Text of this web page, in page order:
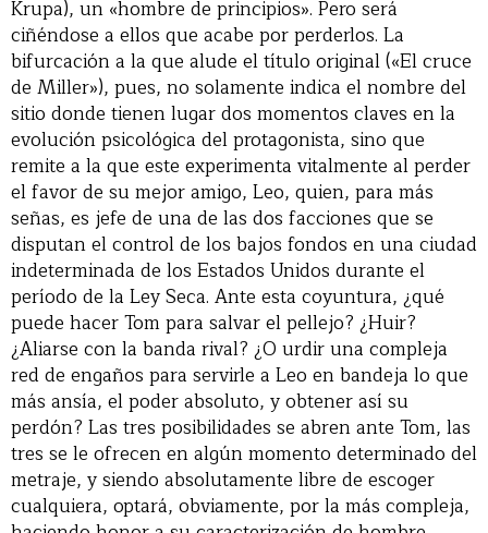
Krupa), un «hombre de principios». Pero será
ciñéndose a ellos que acabe por perderlos. La
bifurcación a la que alude el título original («El cruce
de Miller»), pues, no solamente indica el nombre del
sitio donde tienen lugar dos momentos claves en la
evolución psicológica del protagonista, sino que
remite a la que este experimenta vitalmente al perder
el favor de su mejor amigo, Leo, quien, para más
señas, es jefe de una de las dos facciones que se
disputan el control de los bajos fondos en una ciudad
indeterminada de los Estados Unidos durante el
período de la Ley Seca. Ante esta coyuntura, ¿qué
puede hacer Tom para salvar el pellejo? ¿Huir?
¿Aliarse con la banda rival? ¿O urdir una compleja
red de engaños para servirle a Leo en bandeja lo que
más ansía, el poder absoluto, y obtener así su
perdón? Las tres posibilidades se abren ante Tom, las
tres se le ofrecen en algún momento determinado del
metraje, y siendo absolutamente libre de escoger
cualquiera, optará, obviamente, por la más compleja,